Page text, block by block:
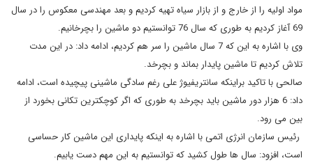
مواد اولیه را از خارج و از بازار سیاه تهیه کردیم و بعد مهندسی معکوس را در سال
69 آغاز کردیم به طوری که سال 76 توانستیم دو ماشین را بچرخانیم.
وی با اشاره به این که 7 سال ماشین را سر هم کردیم، ادامه داد: در این مدت
تلاش کردیم تا ماشین پایدار بماند و بچرخد.
صالحی با تاکید براینکه سانتریفیوژ علی رغم سادگی ماشینی پیچیده است، ادامه
داد: 6 هزار دور ماشین باید بچرخد به طوری که اگر کوچکترین تکانی بخورد از
بین می رود.
رئیس سازمان انرژی اتمی با اشاره به اینکه پایداری این ماشین کار حساسی
است، افزود: سال ها طول کشید که توانستیم به این مهم دست یابیم.